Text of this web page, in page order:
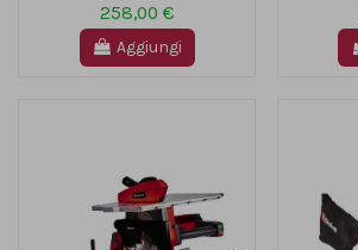
258,00 €
Aggiungi